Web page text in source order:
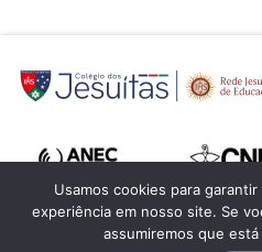
Usamos cookies para
experiência em nosso site. Se
assumiremos que